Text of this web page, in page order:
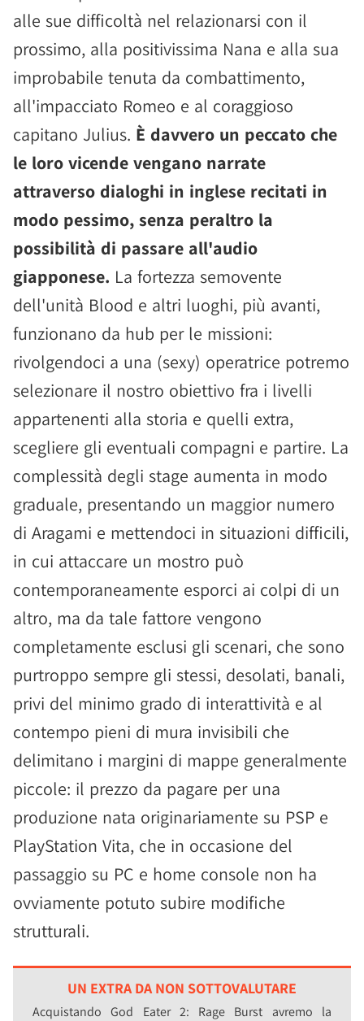
alle sue difficoltà nel relazionarsi con il
prossimo, alla positivissima Nana e alla sua
improbabile tenuta da combattimento,
all'impacciato Romeo e al coraggioso
capitano Julius. È davvero un peccato che
le loro vicende vengano narrate
attraverso dialoghi in inglese recitati in
modo pessimo, senza peraltro la
possibilità di passare all'audio
giapponese. La fortezza semovente
dell'unità Blood e altri luoghi, più avanti,
funzionano da hub per le missioni:
rivolgendoci a una (sexy) operatrice potremo
selezionare il nostro obiettivo fra i livelli
appartenenti alla storia e quelli extra,
scegliere gli eventuali compagni e partire. La
complessità degli stage aumenta in modo
graduale, presentando un maggior numero
di Aragami e mettendoci in situazioni difficili,
in cui attaccare un mostro può
contemporaneamente esporci ai colpi di un
altro, ma da tale fattore vengono
completamente esclusi gli scenari, che sono
purtroppo sempre gli stessi, desolati, banali,
privi del minimo grado di interattività e al
contempo pieni di mura invisibili che
delimitano i margini di mappe generalmente
piccole: il prezzo da pagare per una
produzione nata originariamente su PSP e
PlayStation Vita, che in occasione del
passaggio su PC e home console non ha
ovviamente potuto subire modifiche
strutturali.
UN EXTRA DA NON SOTTOVALUTARE
Acquistando God Eater 2: Rage Burst avremo la